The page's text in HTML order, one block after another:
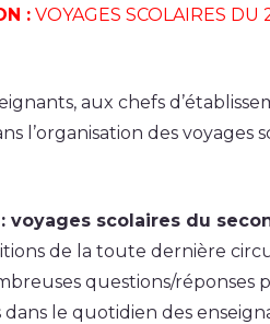
: VOYAGES SCOLAIRES DU
aux chefs
l’organisation des voyages
voyages scolaires du
de la toute dernière
questions/réponses
le quotidien des